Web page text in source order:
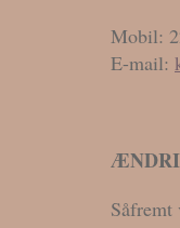
Mobil:
E-mail: